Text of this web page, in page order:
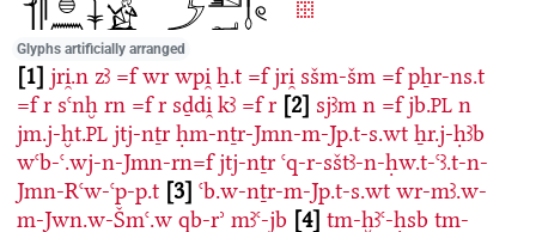
Glyphs artificially arranged
1 jri̯.n zꜣ =f wr wpi̯ ẖ.t =f jri̯ sšm-šm =f pẖr-ns.t
=f r sꜥnḫ rn =f r sḏdi̯ kꜣ =f r 2 sjꜣm n =f jb.PL n
jm.j-ḫt.PL jtj-nṯr ḥm-nṯr-Jmn-m-Jp.t-s.wt ẖr.j-ḥꜣb
wꜥb-ꜥ.wj-n-Jmn-rn=f jtj-nṯr ꜥq-r-sštꜣ-n-ḥw.t-ꜥꜣ.t-n-
Jmn-Rꜥw-ꜥp-p.t 3 ꜥb.w-nṯr-m-Jp.t-s.wt wr-mꜣ.w-
m-Jwn.w-Šmꜥ.w qb-rʾ mꜣꜥ-jb 4 tm-ḫꜣꜥ-ḥsb tm-